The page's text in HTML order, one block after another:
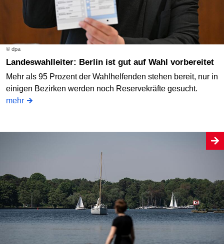
© dpa
Landeswahlleiter: Berlin ist gut auf Wahl vorbereitet
Mehr als 95 Prozent der Wahlhelfenden stehen bereit, nur in
einigen Bezirken werden noch Reservekräfte gesucht.
mehr